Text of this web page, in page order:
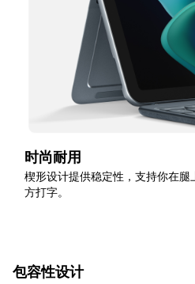
时尚耐用
楔形设计提供稳定性，支持你在
方打字。
包容性设计